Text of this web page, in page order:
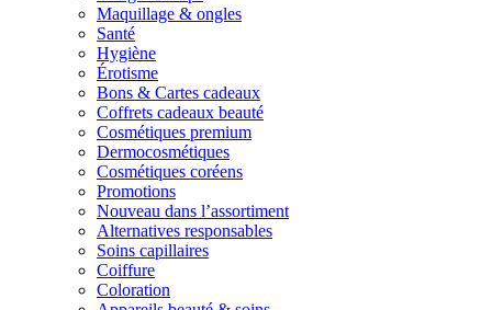
Maquillage & ongles
Santé
Hygiène
Érotisme
Bons & Cartes cadeaux
Coffrets cadeaux beauté
Cosmétiques premium
Dermocosmétiques
Cosmétiques coréens
Promotions
Nouveau dans l’assortiment
Alternatives responsables
Soins capillaires
Coiffure
Coloration